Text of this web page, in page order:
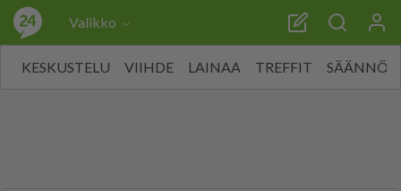
Valikko
KESKUSTELU VIIHDE LAINAA TREFFIT SÄÄNNÖT